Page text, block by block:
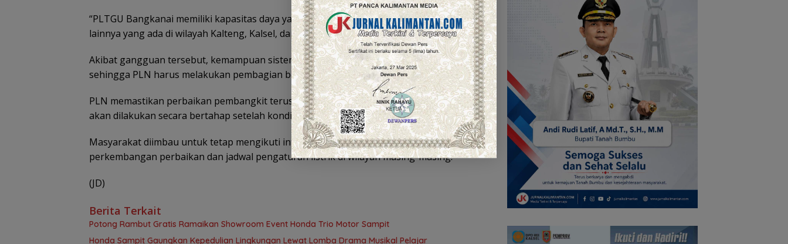
“PLTGU Bangkanai memiliki kapasitas daya yang cukup besar dibandingkan pembangkit
lainnya yang ada di wilayah Kalteng, Kalsel, dan Kaltim,” terang Vivin.
Akibat gangguan tersebut, kemampuan sistem pembangkit mengalami penurunan
sehingga PLN harus melakukan pembagian beban listrik secara bergilir.
PLN memastikan perbaikan pembangkit terus berjalan dan pemulihan pasokan listrik
akan dilakukan secara bertahap setelah kondisi pembangkit kembali normal.
Masyarakat diimbau untuk tetap mengikuti informasi resmi dari PLN terkait
perkembangan perbaikan dan jadwal pengaturan listrik di wilayah masing-masing.
(JD)
Berita Terkait
Potong Rambut Gratis Ramaikan Showroom Event Honda Trio Motor Sampit
Honda Sampit Gaungkan Kepedulian Lingkungan Lewat Lomba Drama Musikal Pelajar